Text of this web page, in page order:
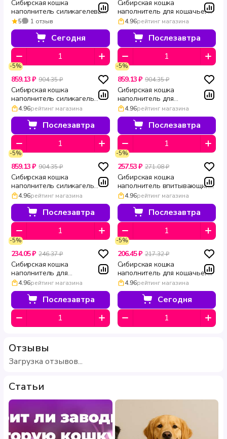
Сибирская кошка
наполнитель силикагелевый
для кошачьего туалета
впитывающий
крупнофракционный Элита
16 л
5 1 отзыв
Сегодня
Сибирская кошка
наполнитель для кошачьего
туалета силикагелевый
ЭЛИТА ЭКО 8 л
4.96рейтинг магазина
Послезавтра
-5%
859.13 ₽ 904.35 ₽
Сибирская кошка
наполнитель силикагель
Элитный Carbon 8 л
4.96рейтинг магазина
Послезавтра
-5%
859.13 ₽ 904.35 ₽
Сибирская кошка
наполнитель для
привередливых силикагель
ЭЛИТА 8 л
4.96рейтинг магазина
Послезавтра
-5%
859.13 ₽ 904.35 ₽
Сибирская кошка
наполнитель силикагель
ЭЛИТА 8 л
4.96рейтинг магазина
Послезавтра
-5%
257.53 ₽ 271.08 ₽
Сибирская кошка
наполнитель впитывающий
Эффект 7 л
4.96рейтинг магазина
Послезавтра
-5%
234.05 ₽ 246.37 ₽
Сибирская кошка
наполнитель для
длинношерстных кошек
Экстра 7 л
4.96рейтинг магазина
Послезавтра
-5%
206.45 ₽ 217.32 ₽
Сибирская кошка
наполнитель для кошачьего
туалета Лесной 7 л
4.96рейтинг магазина
Сегодня
Отзывы
Загрузка отзывов...
Статьи